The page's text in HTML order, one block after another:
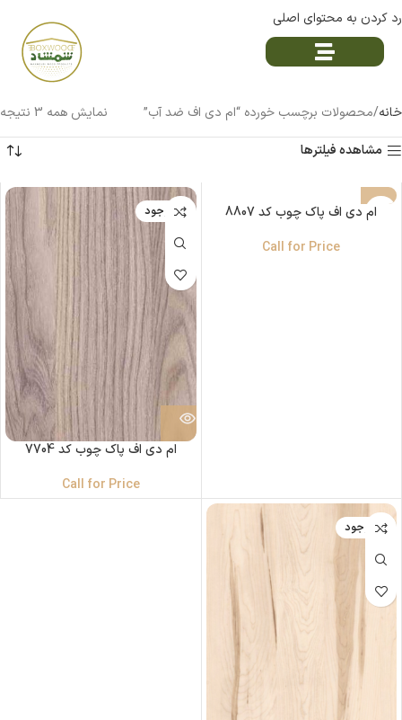
رد کردن به محتوای اصلی
خانه محصولات برچسب خورده “ام دی اف ضد آب”
نمایش همه 3 نتیجه
مشاهده فیلترها
ناموجود
ام دی اف پاک چوب کد 8807
Call for Price
ناموجود
ام دی اف پاک چوب کد 7704
Call for Price
ناموجود